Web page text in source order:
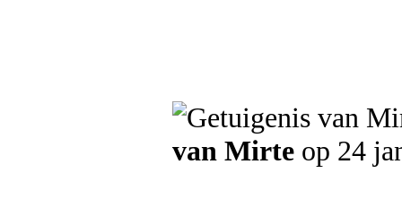
van Mirte op 24